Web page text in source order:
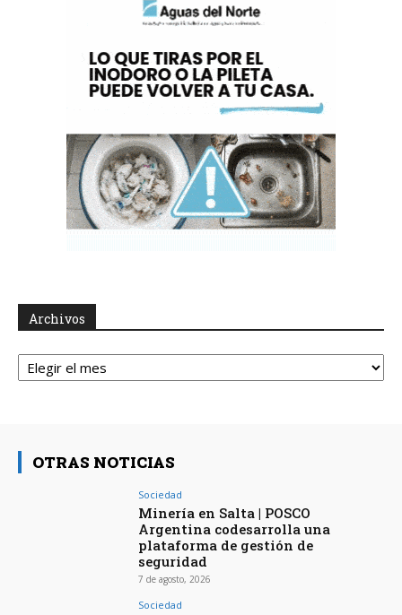
Archivos
Archivos
OTRAS NOTICIAS
Sociedad
Minería en Salta | POSCO
Argentina codesarrolla una
plataforma de gestión de
seguridad
7 de agosto, 2026
Sociedad